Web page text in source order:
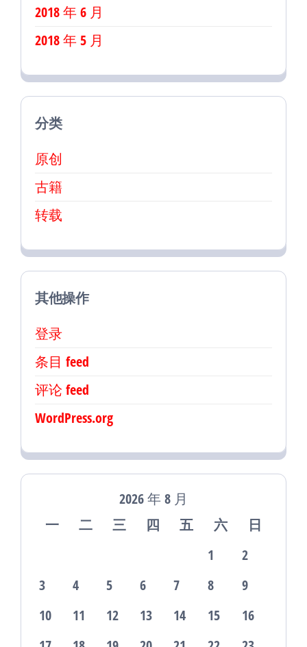
2018 年 6 月
2018 年 5 月
分类
原创
古籍
转载
其他操作
登录
条目 feed
评论 feed
WordPress.org
2026 年 8 月
一
二 三 四 五 六
日
1
2
3
4 5 6 7 8
9
10
11 12 13 14 15
16